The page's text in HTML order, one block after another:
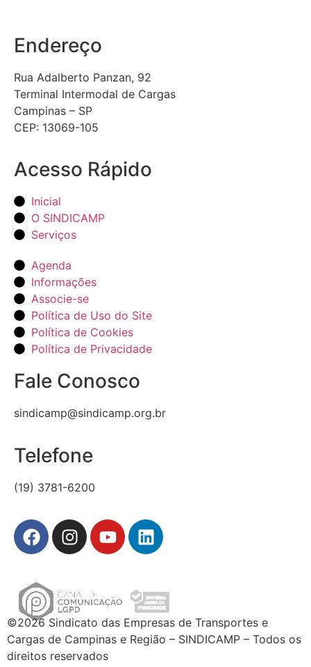
Endereço
Rua Adalberto Panzan, 92
Terminal Intermodal de Cargas
Campinas – SP
CEP: 13069-105
Acesso Rápido
Inicial
O SINDICAMP
Serviços
Agenda
Informações
Associe-se
Política de Uso do Site
Política de Cookies
Política de Privacidade
Fale Conosco
sindicamp@sindicamp.org.br
Telefone
(19) 3781-6200
©2026 Sindicato das Empresas de Transportes e
Cargas de Campinas e Região – SINDICAMP – Todos os
direitos reservados